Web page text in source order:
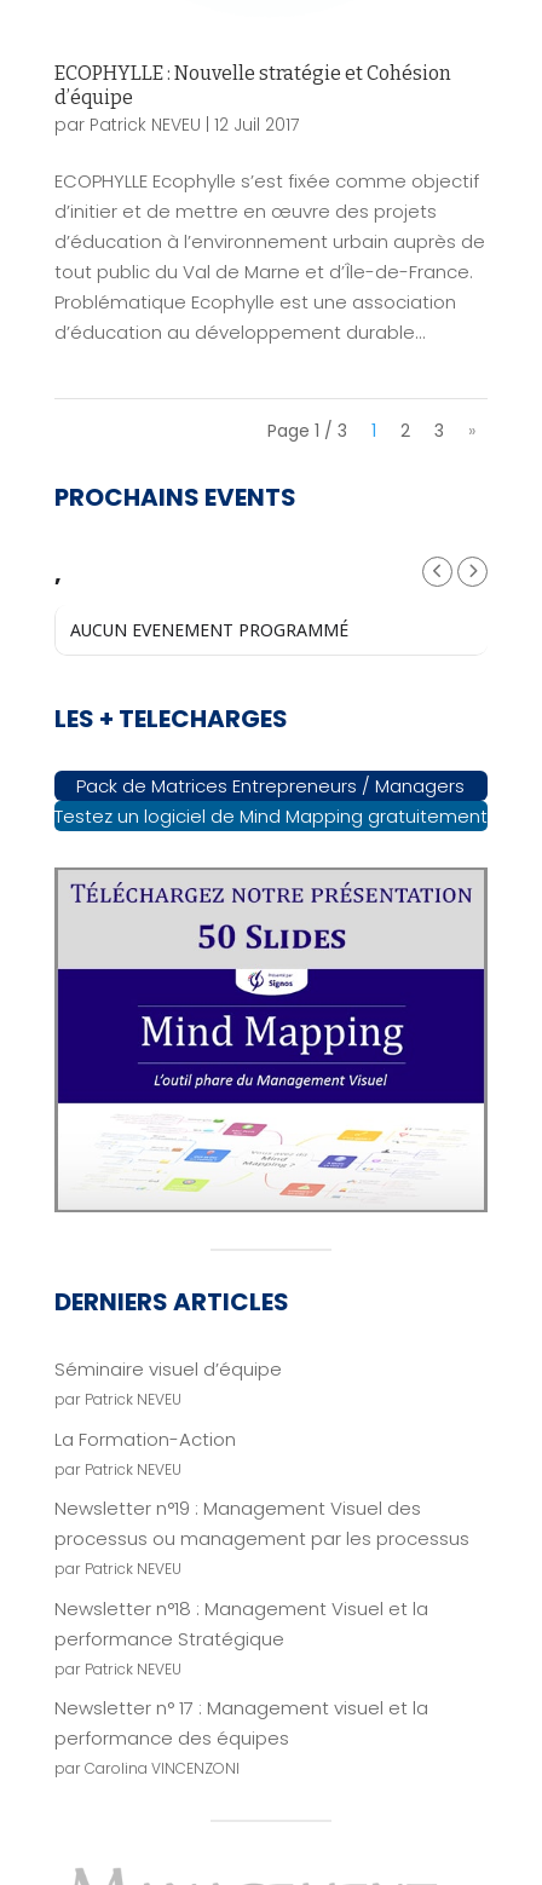
ECOPHYLLE : Nouvelle stratégie et Cohésion
d’équipe
par Patrick NEVEU | 12 Juil 2017
ECOPHYLLE Ecophylle s’est fixée comme objectif
d’initier et de mettre en œuvre des projets
d’éducation à l’environnement urbain auprès de
tout public du Val de Marne et d’Île-de-France.
Problématique Ecophylle est une association
d’éducation au développement durable...
Page 1 / 3 1 2 3 »
PROCHAINS EVENTS
,
AUCUN EVENEMENT PROGRAMMÉ
LES + TELECHARGES
Pack de Matrices Entrepreneurs / Managers
Testez un logiciel de Mind Mapping gratuitement
DERNIERS ARTICLES
Séminaire visuel d’équipe
par Patrick NEVEU
La Formation-Action
par Patrick NEVEU
Newsletter n°19 : Management Visuel des
processus ou management par les processus
par Patrick NEVEU
Newsletter n°18 : Management Visuel et la
performance Stratégique
par Patrick NEVEU
Newsletter n° 17 : Management visuel et la
performance des équipes
par Carolina VINCENZONI